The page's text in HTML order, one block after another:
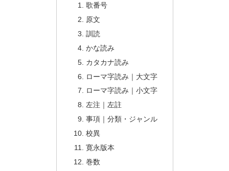
歌番号
原文
訓読
かな読み
カタカナ読み
ローマ字読み｜大文字
ローマ字読み｜小文字
左注｜左註
事項｜分類・ジャンル
校異
寛永版本
巻数